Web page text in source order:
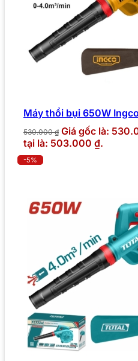
Máy thổi bụi 650W
530.000₫ Giá gốc là:
tại là: 503.000 ₫.
-5%